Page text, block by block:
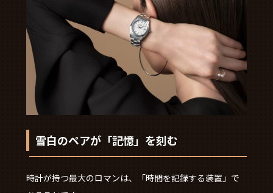
雪白のペアが「記憶」を刻む
時計が持つ最大のロマンは、「時間を記録する装置」で